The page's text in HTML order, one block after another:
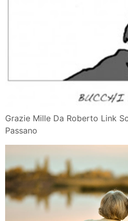
Grazie Mille Da Roberto Link
Passano